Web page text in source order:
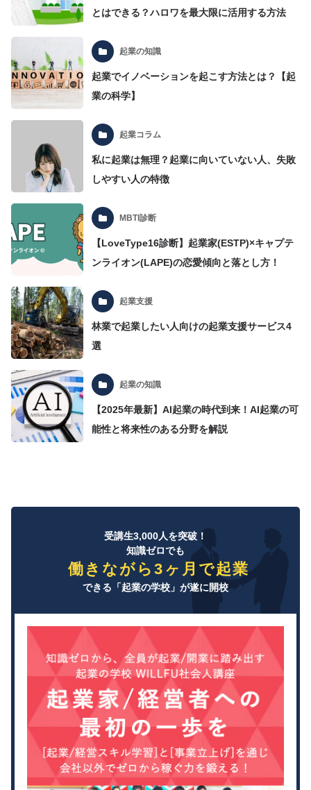
とはできる？ハロワを最大限に活用する方法
起業の知識
起業でイノベーションを起こす方法とは？【起
業の科学】
起業コラム
私に起業は無理？起業に向いていない人、失敗
しやすい人の特徴
MBTI診断
【LoveType16診断】起業家(ESTP)×キャプテ
ンライオン(LAPE)の恋愛傾向と落とし方！
起業支援
林業で起業したい人向けの起業支援サービス4
選
起業の知識
【2025年最新】AI起業の時代到来！AI起業の可
能性と将来性のある分野を解説
受講生3,000人を突破！
知識ゼロでも
働きながら3ヶ月で起業
できる「起業の学校」が遂に開校